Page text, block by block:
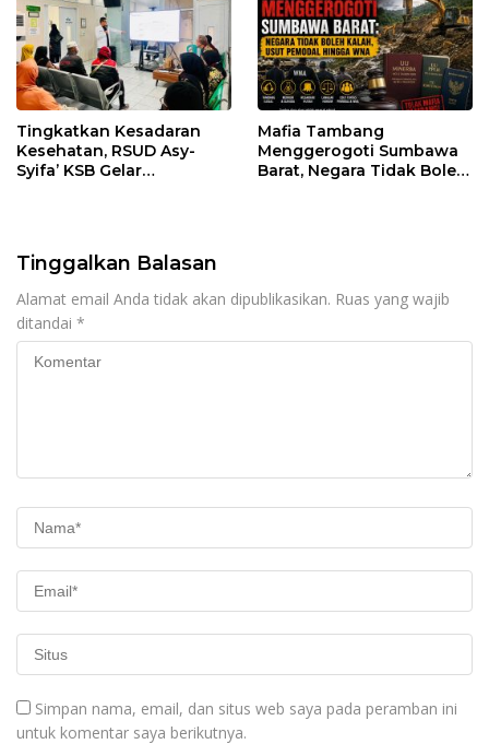
Tingkatkan Kesadaran
Kesehatan, RSUD Asy-
Syifa’ KSB Gelar
Mafia Tambang
Menggerogoti Sumbawa
Barat, Negara Tidak Boleh
Tinggalkan Balasan
Alamat email Anda tidak akan dipublikasikan. Ruas yang wajib
ditandai *
Simpan nama, email, dan situs web saya pada peramban ini
untuk komentar saya berikutnya.